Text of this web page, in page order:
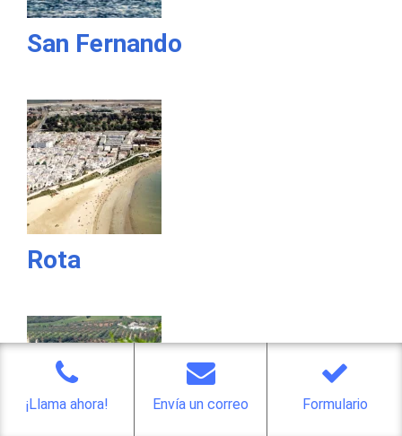
San Fernando
Rota
¡Llama ahora! Envía un correo Formulario